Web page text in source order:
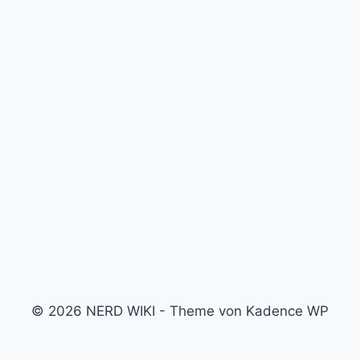
© 2026 NERD WIKI - Theme von Kadence WP